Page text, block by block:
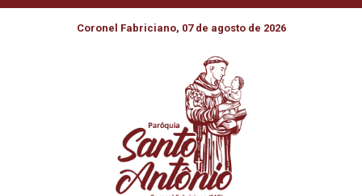
Coronel Fabriciano, 07 de agosto de 2026